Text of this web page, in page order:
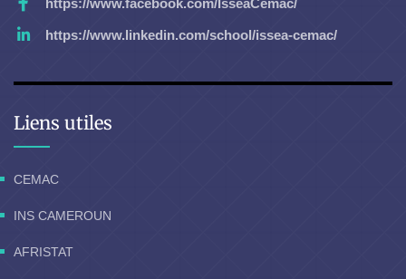
https://www.linkedin.com/school/issea-cemac/
Liens utiles
CEMAC
INS CAMEROUN
AFRISTAT